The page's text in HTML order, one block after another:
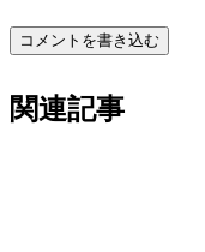
コメントを書き込む
関連記事